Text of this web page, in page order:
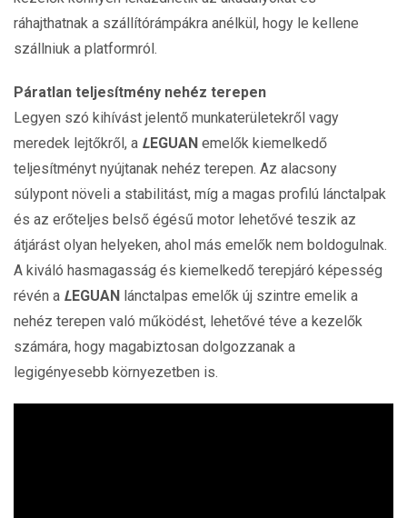
ráhajthatnak a szállítórámpákra anélkül, hogy le kellene
szállniuk a platformról.
Páratlan teljesítmény nehéz terepen
Legyen szó kihívást jelentő munkaterületekről vagy
meredek lejtőkről, a LEGUAN emelők kiemelkedő
teljesítményt nyújtanak nehéz terepen. Az alacsony
súlypont növeli a stabilitást, míg a magas profilú lánctalpak
és az erőteljes belső égésű motor lehetővé teszik az
átjárást olyan helyeken, ahol más emelők nem boldogulnak.
A kiváló hasmagasság és kiemelkedő terepjáró képesség
révén a LEGUAN lánctalpas emelők új szintre emelik a
nehéz terepen való működést, lehetővé téve a kezelők
számára, hogy magabiztosan dolgozzanak a
legigényesebb környezetben is.